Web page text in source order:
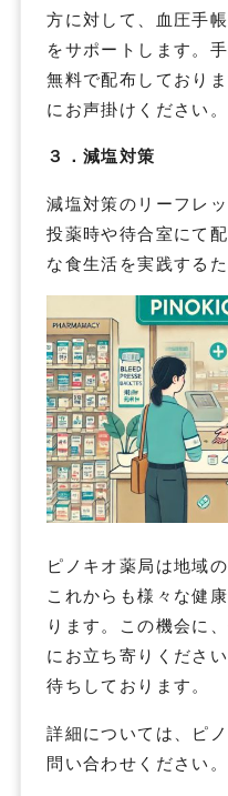
方に対して、血圧手
をサポートします。
無料で配布しており
にお声掛けください。
３．減塩対策
減塩対策のリーフレ
投薬時や待合室にて
な食生活を実践する
ピノキオ薬局は地域
これからも様々な健
ります。この機会に
にお立ち寄りくださ
待ちしております。
詳細については、ピ
問い合わせください。